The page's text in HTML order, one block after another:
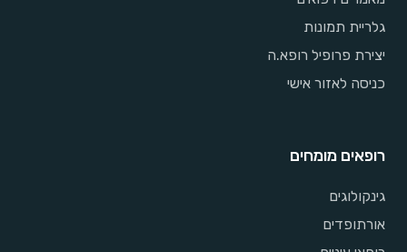
גלריית תמונות
יצירת פרופיל רופא.ה
כניסה לאזור אישי
רופאים מומחים
גינקולוגים
אורתופדים